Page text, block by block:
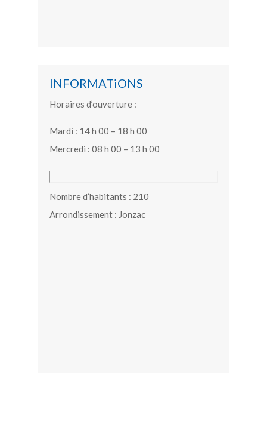
INFORMATiONS
Horaires d’ouverture :
Mardi : 14 h 00 – 18 h 00
Mercredi : 08 h 00 – 13 h 00
Nombre d’habitants : 210
Arrondissement : Jonzac